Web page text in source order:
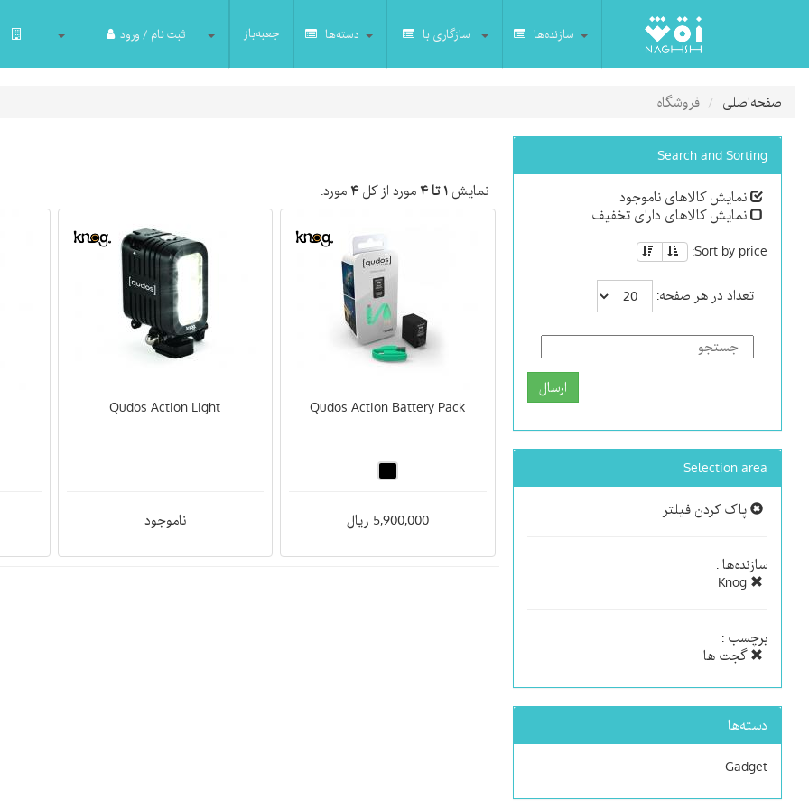
سازنده‌ها سازگاری با دسته‌ها جعبه‌باز ثبت نام / ورود
صفحه‌اصلی فروشگاه
Search and Sorting
نمایش کالاهای ناموجود
نمایش کالاهای دارای تخفیف
Sort by price:
تعداد در هر صفحه:
ارسال
Selection area
پاک کردن فیلتر
سازنده‌ها :
برچسب :
گجت ها
دسته‌ها
Gadget
نمایش۱ تا ۴ مورد از کل۴ مورد.
Qudos Action Battery Pack
5,900,000 ریال
Qudos Action Light
ناموجود